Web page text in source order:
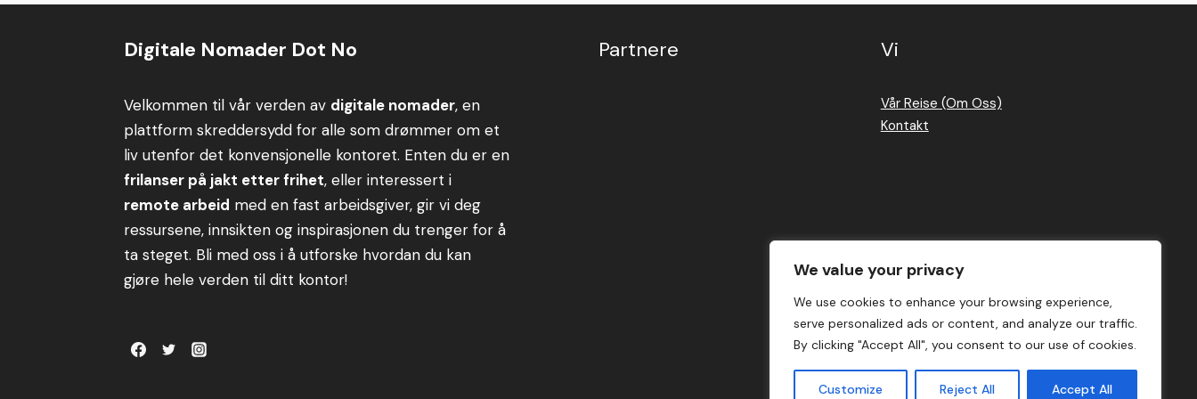
We value your privacy
We use cookies to enhance your browsing experience,
serve personalized ads or content, and analyze our traffic.
By clicking "Accept All", you consent to our use of cookies.
Customize Reject All Accept All
Digitale Nomader Dot No
Velkommen til vår verden av digitale nomader, en
plattform skreddersydd for alle som drømmer om et
liv utenfor det konvensjonelle kontoret. Enten du er en
frilanser på jakt etter frihet, eller interessert i
remote arbeid med en fast arbeidsgiver, gir vi deg
ressursene, innsikten og inspirasjonen du trenger for å
ta steget. Bli med oss i å utforske hvordan du kan
gjøre hele verden til ditt kontor!
Partnere Vi
Vår Reise (Om Oss)
Kontakt